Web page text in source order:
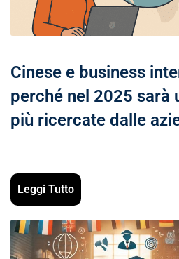
Cinese e business
perché nel 2025 sarà
più ricercate dalle
Leggi Tutto